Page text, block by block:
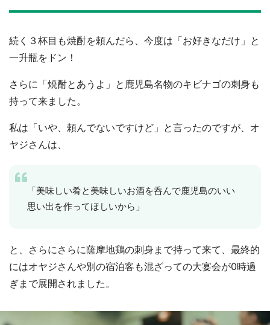
続く３杯目も焼酎を頼んだら、今度は「お好きなだけ」と
一升瓶をドン！
さらに「焼酎とあうよ」と鹿児島名物のキビナゴの刺身も
持って来ました。
私は「いや、頼んでないですけど」と言ったのですが、オ
ヤジさんは、
「美味しい肴と美味しいお酒を呑んで鹿児島のいい
思い出を作ってほしいから」
と、さらにさらに薩摩地鶏の刺身まで持って来て、最終的
にはオヤジさんや別の宿泊客も混ざっての大宴会が0時過
ぎまで展開されました。